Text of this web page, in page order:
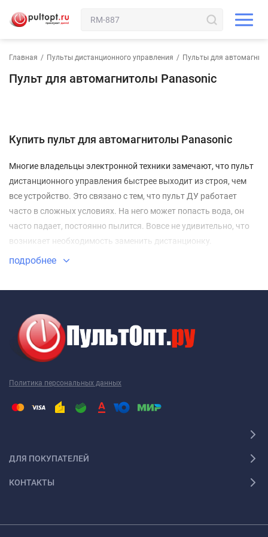
Главная / Пульты дистанционного управления / Пульты для
Пульт для автомагнитолы Panasonic
Купить пульт для автомагнитолы Panasonic
Многие владельцы электронной техники замечают, что пульт
дистанционного управления быстрее выходит из строя, чем
все устройство. Это связано с тем, что пульт ДУ работает
часто в сложных условиях. На него может попасть вода, он
часто падает, постоянно пылится. Вовсе не удивительно, что
возникает необходимость заменить дистанционку.
Ваш пульт для автомагнитолы Panasonic
часто требуется новый пульт для автомагнитолы Panasonic
именно этой марки. Перед тем как купить пульт для
автомагнитолы Panasonic, необходимо точно выяснить
модель своей техники. Дело в том, что почти каждый пульт ДУ
выборе, вы получите просто красивое устройство, которое не
будет работать с вашей техникой. Поэтому, решив купить
проконсультироваться с грамотным специалистом. Например,
работает с пультом 2005 года выпуска. Так что будьте
внимательны!
подробнее
Политика персональных данных
ДЛЯ ПОКУПАТЕЛЕЙ
КОНТАКТЫ